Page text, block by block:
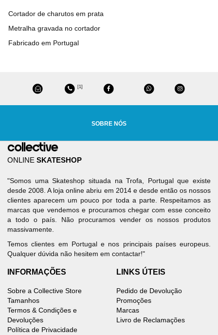
Cortador de charutos em prata
Metralha gravada no cortador
Fabricado em Portugal
[1]
SOBRE NÓS
ONLINE SKATESHOP
"Somos uma Skateshop situada na Trofa, Portugal que existe
desde 2008. A loja online abriu em 2014 e desde então os nossos
clientes aparecem um pouco por toda a parte. Respeitamos as
marcas que vendemos e procuramos chegar com esse conceito
a todo o país. Não procuramos vender os nossos produtos
massivamente.
Temos clientes em Portugal e nos principais países europeus.
Qualquer dúvida não hesitem em contactar!"
INFORMAÇÕES
Sobre a Collective Store
Tamanhos
Termos & Condições e
Devoluções
Política de Privacidade
LINKS ÚTEIS
Pedido de Devolução
Promoções
Marcas
Livro de Reclamações